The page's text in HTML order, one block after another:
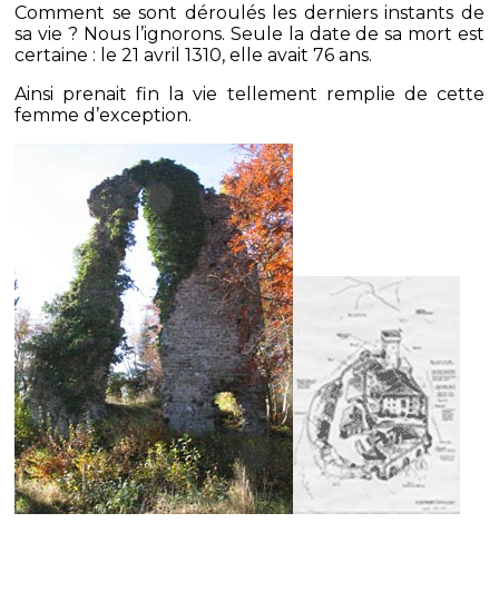
Comment se sont déroulés les derniers instants de
sa vie ? Nous l’ignorons. Seule la date de sa mort est
certaine : le 21 avril 1310, elle avait 76 ans.
Ainsi prenait fin la vie tellement remplie de cette
femme d’exception.